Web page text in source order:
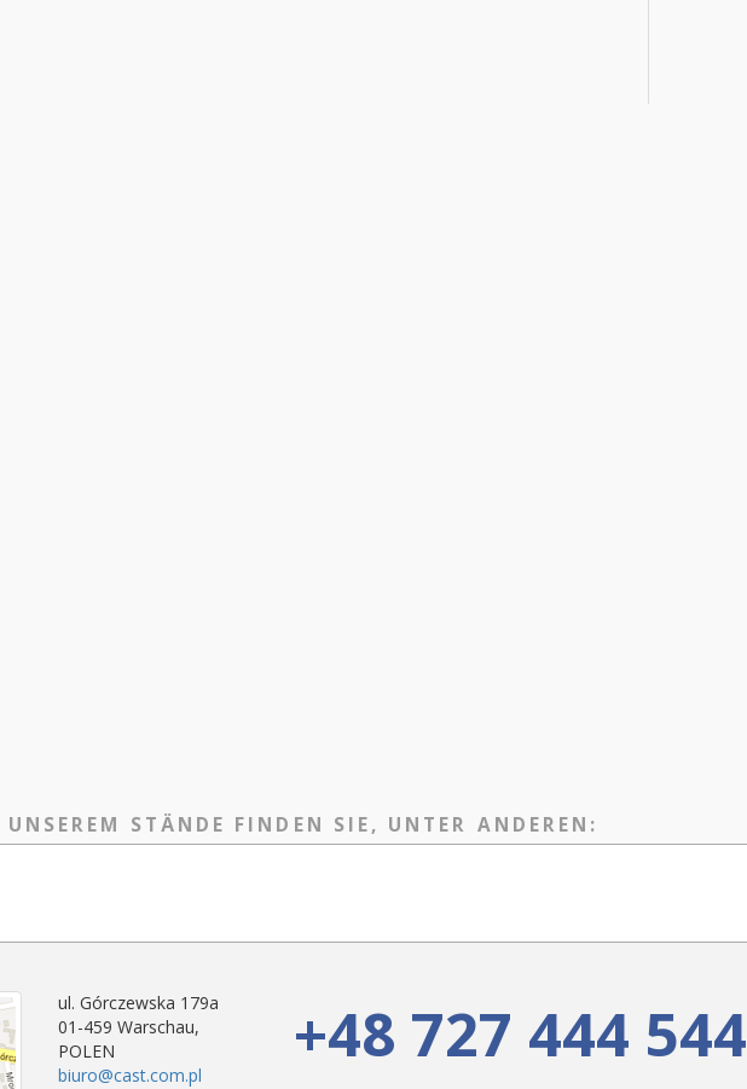
UNSEREM STÄNDE FINDEN SIE, UNTER ANDEREN:
ul. Górczewska 179a
01-459 Warschau,
POLEN
biuro@cast.com.pl
+48 727 444 544